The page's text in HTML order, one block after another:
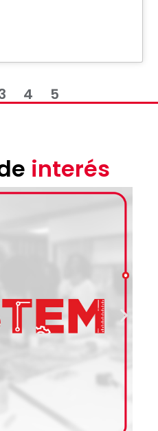
4 5
interés